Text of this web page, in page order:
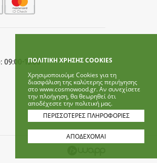
ΠΟΛΙΤΙΚΗ ΧΡΗΣΗΣ COOKIES
Χρησιμοποιούμε Cookies για τη
διασφάλιση της καλύτερης περιήγησης
στο www.cosmowood.gr. Αν συνεχίσετε
την πλοήγηση, θα θεωρηθεί ότι
αποδέχεστε την πολιτική μας.
ΠΕΡΙΣΣΟΤΕΡΕΣ ΠΛΗΡΟΦΟΡΙΕΣ
ΑΠΟΔΕΧΟΜΑΙ
15:00